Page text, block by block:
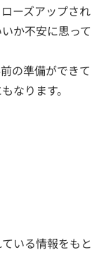
ーズアップされ
か不安に思って
の準備ができて
なります。
いる情報をもと